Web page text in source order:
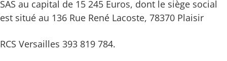
SAS au capital de 15 245 Euros, dont le siège social
est situé au 136 Rue René Lacoste, 78370 Plaisir
RCS Versailles 393 819 784.